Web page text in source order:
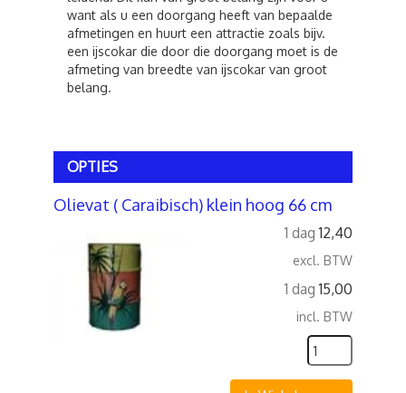
want als u een doorgang heeft van bepaalde
afmetingen en huurt een attractie zoals bijv.
een ijscokar die door die doorgang moet is de
afmeting van breedte van ijscokar van groot
belang.
OPTIES
Olievat ( Caraibisch) klein hoog 66 cm
1 dag 12,40
excl. BTW
1 dag 15,00
incl. BTW